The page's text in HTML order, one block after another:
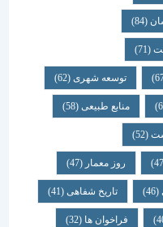
توسعه شهری(62)
منابع طبیعی(58)
روز معمار(47)
تاریخ شفاهی (41)
فراخوان ها (32)